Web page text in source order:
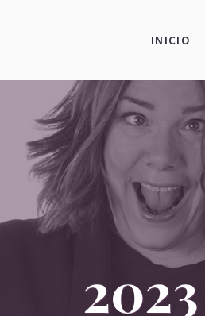
INICIO
2023